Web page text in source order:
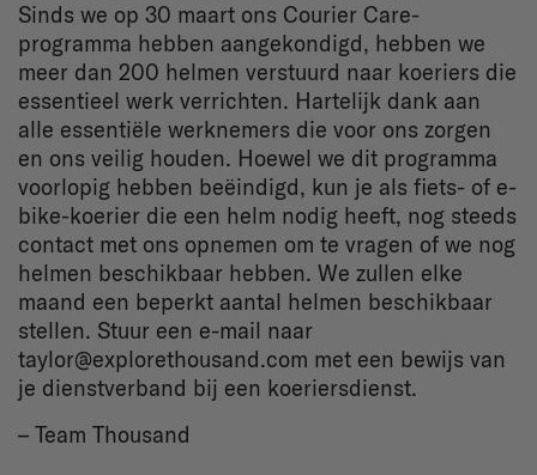
Sinds we op 30 maart ons Courier Care-
programma hebben aangekondigd, hebben we
meer dan 200 helmen verstuurd naar koeriers die
essentieel werk verrichten. Hartelijk dank aan
alle essentiële werknemers die voor ons zorgen
en ons veilig houden. Hoewel we dit programma
voorlopig hebben beëindigd, kun je als fiets- of e-
bike-koerier die een helm nodig heeft, nog steeds
contact met ons opnemen om te vragen of we nog
helmen beschikbaar hebben. We zullen elke
maand een beperkt aantal helmen beschikbaar
stellen. Stuur een e-mail naar
taylor@explorethousand.com met een bewijs van
je dienstverband bij een koeriersdienst.
– Team Thousand